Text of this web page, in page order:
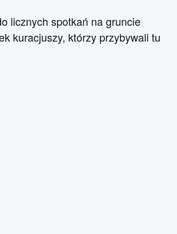
licznych spotkań na gruncie
kuracjuszy, którzy przybywali tu